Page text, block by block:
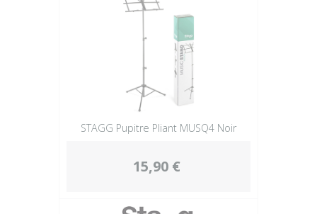
STAGG Pupitre Pliant MUSQ4 Noir
15,90 €